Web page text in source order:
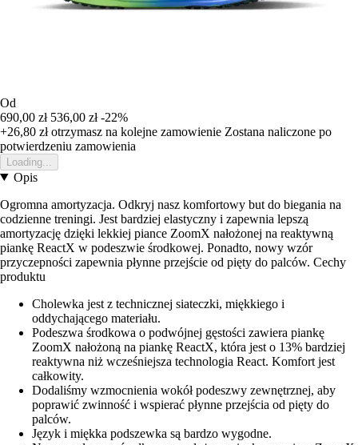
Od
690,00 zł 536,00 zł -22%
+26,80 złotrzymasz na kolejne zamowienie Zostana naliczone po
potwierdzeniu zamowienia
Loading...
Opis
Ogromna amortyzacja. Odkryj nasz komfortowy but do biegania na
codzienne treningi. Jest bardziej elastyczny i zapewnia lepszą
amortyzację dzięki lekkiej piance ZoomX nałożonej na reaktywną
piankę ReactX w podeszwie środkowej. Ponadto, nowy wzór
przyczepności zapewnia płynne przejście od pięty do palców. Cechy
produktu
Cholewka jest z technicznej siateczki, miękkiego i
oddychającego materiału.
Podeszwa środkowa o podwójnej gęstości zawiera piankę
ZoomX nałożoną na piankę ReactX, która jest o 13% bardziej
reaktywna niż wcześniejsza technologia React. Komfort jest
całkowity.
Dodaliśmy wzmocnienia wokół podeszwy zewnętrznej, aby
poprawić zwinność i wspierać płynne przejścia od pięty do
palców.
Język i miękka podszewka są bardzo wygodne.